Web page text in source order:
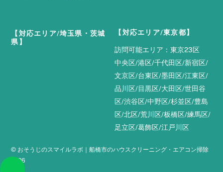
【対応エリア/埼玉県・茨城
県】
【対応エリア/東京都】
訪問可能エリア：東京23区
中央区/港区/千代田区/新宿区/
文京区/台東区/墨田区/江東区/
品川区/目黒区/大田区/世田谷
区/渋谷区/中野区/杉並区/豊島
区/北区/荒川区/板橋区/練馬区/
足立区/葛飾区/江戸川区
© おそうじのスマイルラボ｜船橋市のハウスクリーニング・エアコン掃除
2026